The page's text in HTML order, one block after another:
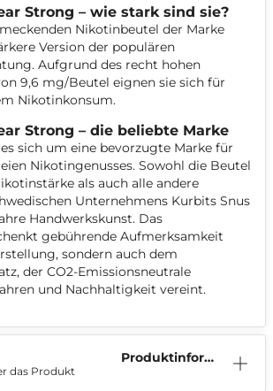
Strong – wie stark sind sie?
Nikotinbeutel der Marke
Version der populären
Aufgrund des recht hohen
9,6 mg/Beutel eignen sie sich für
Nikotinkonsum.
Strong – die beliebte Marke
sich um eine bevorzugte Marke für
Nikotingenusses. Sowohl die Beutel
als auch alle andere
Unternehmens Kurbits Snus
Handwerkskunst. Das
gebührende Aufmerksamkeit
sondern auch dem
der CO2-Emissionsneutrale
und Nachhaltigkeit vereint.
Produktinform
das Produkt